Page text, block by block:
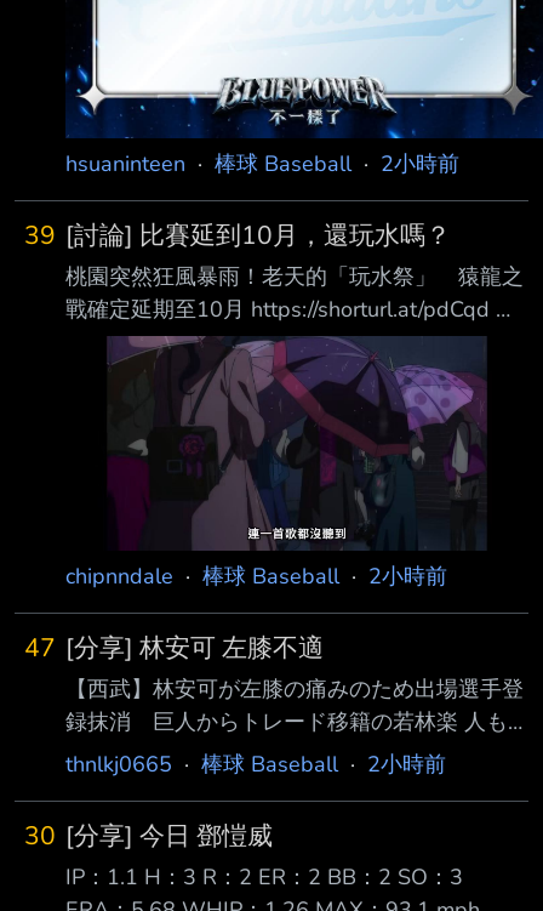
hsuaninteen · 棒球 Baseball· 2小時前
39 [討論] 比賽延到10月，還玩水嗎？
桃園突然狂風暴雨！老天的「玩水祭」 猿龍之
戰確定延期至10月 https://shorturl.at/pdCqd 這
週末是桃園玩水祭 因為颱風風雨的關係 比賽延
到十月初 玩水祭也跟著延到十月嗎？ 十月玩水
會冷吧？ 還是玩水的部分就不帶到十月了 看新
聞這兩天場外場內好像還是照樣玩水 而且去的
人比原本少很多 有玩到的應該很爽 缺點就是 大
老遠來看比賽 結果一球都沒看到就結束了
https://i.imgur.com/D9ITDMa.jpeg
https://i.imgur.com/MLyfMiC.jpeg 有
chipnndale · 棒球 Baseball· 2小時前
47 [分享] 林安可 左膝不適
【西武】林安可が左膝の痛みのため出場選手登
録抹消 巨人からトレード移籍の若林楽 人も
西武・林安可外野手が９日、左膝の痛みのため
１年目の今季、５９試合に出場して打率２割２
分８厘、４２安打６本塁 打２２打点の成績。
前日８日のソフトバンク戦（ベルーナＤ）には
thnlkj0665 · 棒球 Baseball· 2小時前
30 [分享] 今日 鄧愷威
IP：1.1 H：3 R：2 ER：2 BB：2 SO：3